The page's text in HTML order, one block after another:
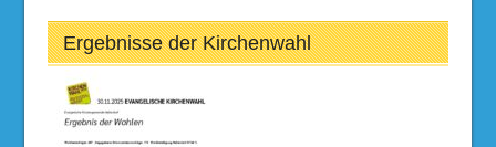
Ergebnisse der Kirchenwahl